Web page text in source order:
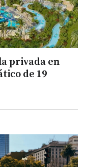
privada en
de 19